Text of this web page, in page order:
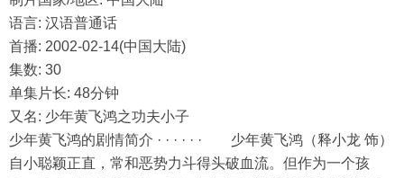
语言: 汉语普通话
首播: 2002-02-14(中国大陆)
集数: 30
单集片长: 48分钟
又名: 少年黄飞鸿之功夫小子
少年黄飞鸿的剧情简介 · · · · · · 少年黄飞鸿（释小龙 饰）
自小聪颖正直，常和恶势力斗得头破血流。但作为一个孩